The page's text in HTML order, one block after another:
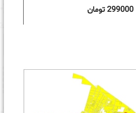
299000 تومان